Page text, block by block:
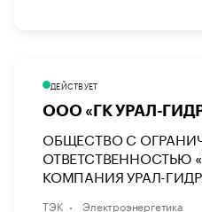
ДЕЙСТВУЕТ
ООО «ГК УРАЛ-
ОБЩЕСТВО С
ОТВЕТСТВЕННОСТЬЮ
КОМПАНИЯ УРАЛ-
ТЭК Электроэнергетика